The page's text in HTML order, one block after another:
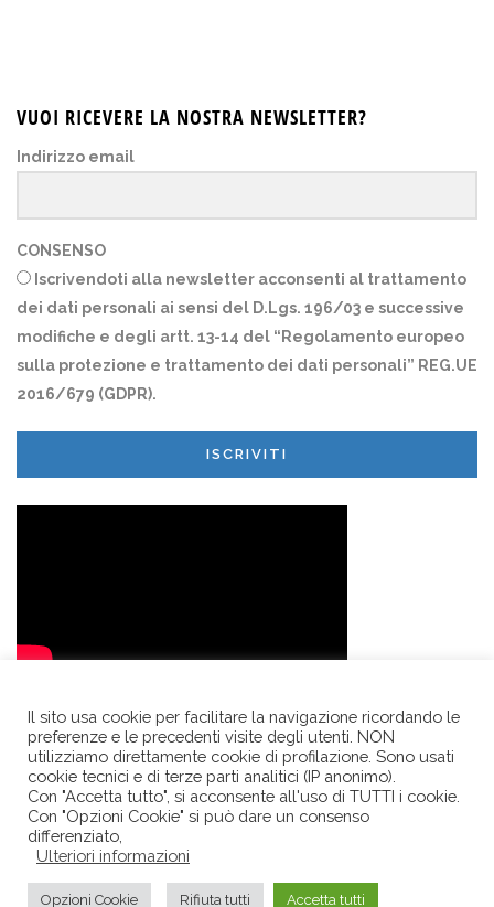
VUOI RICEVERE LA NOSTRA NEWSLETTER?
Indirizzo email
CONSENSO
Iscrivendoti alla newsletter acconsenti al trattamento
dei dati personali ai sensi del D.Lgs. 196/03 e successive
modifiche e degli artt. 13-14 del “Regolamento europeo
sulla protezione e trattamento dei dati personali” REG.UE
2016/679 (GDPR).
ISCRIVITI
LA POLVERIERA • Società Consortile a R.L. • p.le Mons. Oscar
Romero 1/O • 42122 • REGGIO EMILIA • c.f. - r.i. e p.iva
02569490358 • tel. +39 0522 440981 •Privacy
Il sito usa cookie per facilitare la navigazione ricordando le
preferenze e le precedenti visite degli utenti. NON
utilizziamo direttamente cookie di profilazione. Sono usati
cookie tecnici e di terze parti analitici (IP anonimo).
Con "Accetta tutto", si acconsente all'uso di TUTTI i cookie.
Con "Opzioni Cookie" si può dare un consenso
differenziato,
Ulteriori informazioni
Opzioni Cookie Rifiuta tutti Accetta tutti